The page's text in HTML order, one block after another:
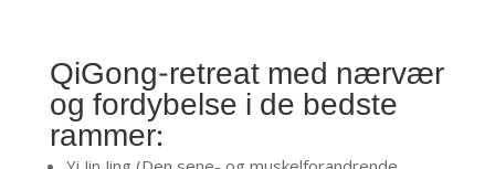
QiGong-retreat med nærvær
og fordybelse i de bedste
rammer: